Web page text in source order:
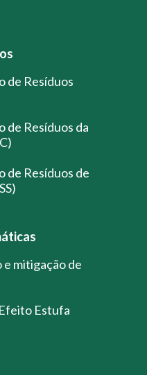
de Resíduos
de Resíduos da
de Resíduos de
mitigação de
Estufa